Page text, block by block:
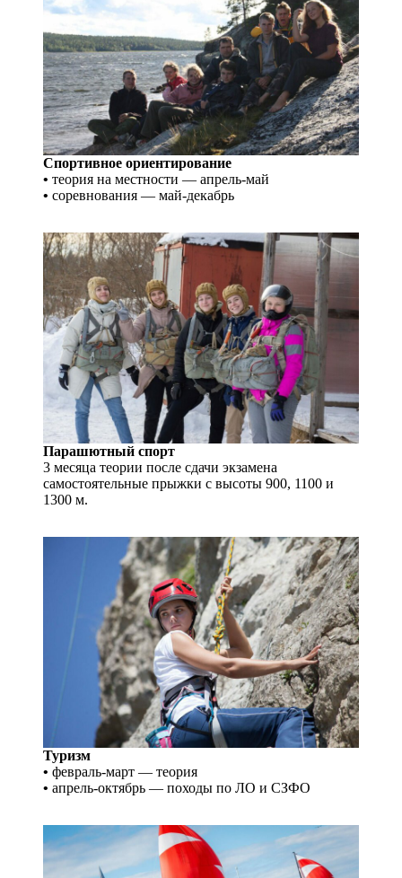
Спортивное ориентирование
• теория на местности — апрель-май
• соревнования — май-декабрь
Парашютный спорт
3 месяца теории после сдачи экзамена
самостоятельные прыжки с высоты 900, 1100 и
1300 м.
Туризм
• февраль-март — теория
• апрель-октябрь — походы по ЛО и СЗФО